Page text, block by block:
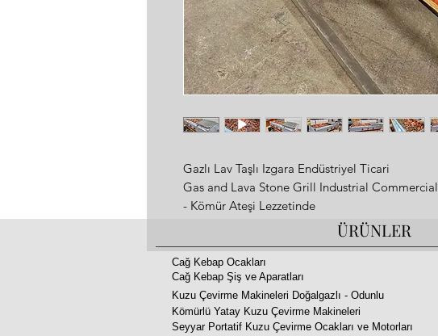
Gazlı Lav Taşlı Izgara Endüstriyel Ticari
Gas and Lava Stone Grill Industrial Commercial
- Kömür Ateşi Lezzetinde
- Alevlenme Yapmaz Özel Tasarım
- Adana Kebap Şiş Kebaplar Dahil Tüm
- Komple Paslanmaz Çelik
- 2 Yıl Garanti
- Tüm Avrupaya 10 Gün İçinde Kargo
ÜRÜNLER
Cağ Kebap Ocakları
Cağ Kebap Şiş ve Aparatları
Kuzu Çevirme Makineleri Doğalgazlı - Odunlu
Kömürlü Yatay Kuzu Çevirme Makineleri
Seyyar Portatif Kuzu Çevirme Ocakları ve Motorları